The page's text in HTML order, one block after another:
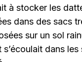
à stocker les
dans des sacs
sur un sol
s’écoulait dans